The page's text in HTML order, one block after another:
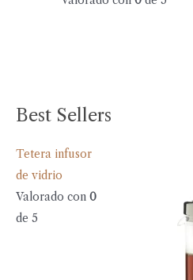
Best Sellers
Tetera infusor
de vidrio
Valorado con 0
de 5